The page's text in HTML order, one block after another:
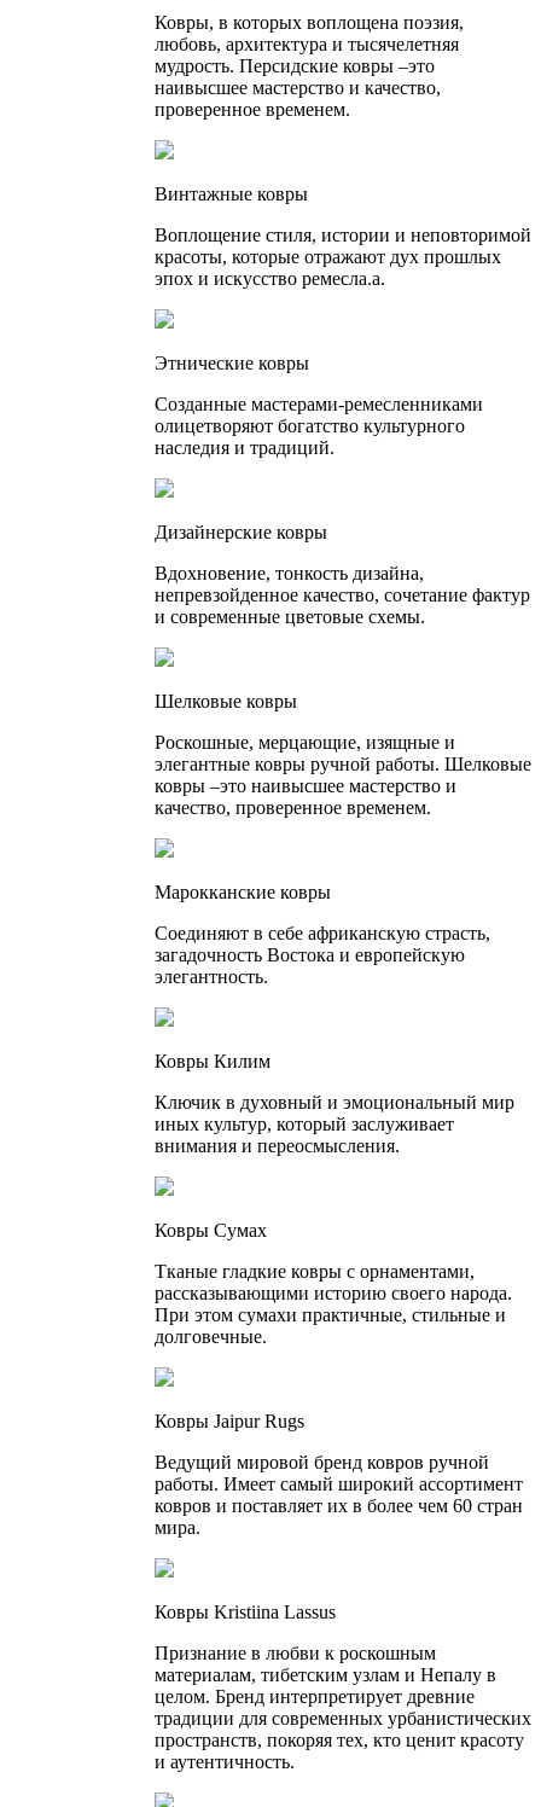
Ковры, в которых воплощена поэзия,
любовь, архитектура и тысячелетняя
мудрость. Персидские ковры –это
наивысшее мастерство и качество,
проверенное временем.
Винтажные ковры
Воплощение стиля, истории и неповторимой
красоты, которые отражают дух прошлых
эпох и искусство ремесла.а.
Этнические ковры
Созданные мастерами-ремесленниками
олицетворяют богатство культурного
наследия и традиций.
Дизайнерские ковры
Вдохновение, тонкость дизайна,
непревзойденное качество, сочетание фактур
и современные цветовые схемы.
Шелковые ковры
Роскошные, мерцающие, изящные и
элегантные ковры ручной работы. Шелковые
ковры –это наивысшее мастерство и
качество, проверенное временем.
Марокканские ковры
Соединяют в себе африканскую страсть,
загадочность Востока и европейскую
элегантность.
Ковры Килим
Ключик в духовный и эмоциональный мир
иных культур, который заслуживает
внимания и переосмысления.
Ковры Сумах
Тканые гладкие ковры с орнаментами,
рассказывающими историю своего народа.
При этом сумахи практичные, стильные и
долговечные.
Ковры Jaipur Rugs
Ведущий мировой бренд ковров ручной
работы. Имеет самый широкий ассортимент
ковров и поставляет их в более чем 60 стран
мира.
Ковры Kristiina Lassus
Признание в любви к роскошным
материалам, тибетским узлам и Непалу в
целом. Бренд интерпретирует древние
традиции для современных урбанистических
пространств, покоряя тех, кто ценит красоту
и аутентичность.